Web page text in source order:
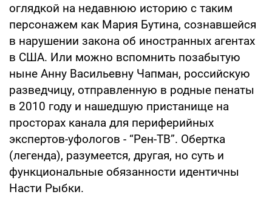
оглядкой на недавнюю историю с таким
персонажем как Мария Бутина, сознавшейся
в нарушении закона об иностранных агентах
в США. Или можно вспомнить позабытую
ныне Анну Васильевну Чапман, российскую
разведчицу, отправленную в родные пенаты
в 2010 году и нашедшую пристанище на
просторах канала для периферийных
экспертов-уфологов - “Рен-ТВ”. Обертка
(легенда), разумеется, другая, но суть и
функциональные обязанности идентичны
Насти Рыбки.